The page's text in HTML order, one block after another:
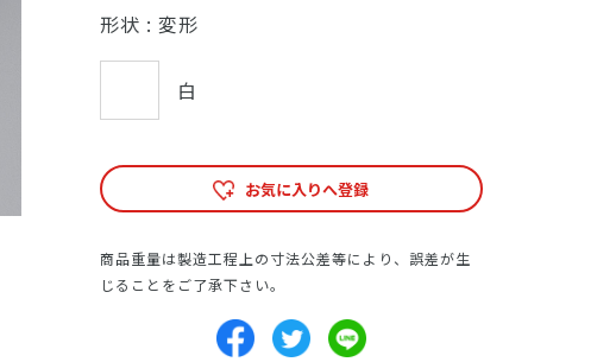
形状 :変形
白
お気に入りへ登録
商品重量は製造工程上の寸法公差等により、誤差が生
じることをご了承下さい。